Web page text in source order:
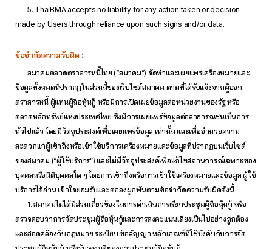
5. ThaiBMA accepts no liability for any action taken or decision
made by Users through reliance upon such signs and/or data.
ข้อจำกัดความรับผิด :
สมาคมตลาดตราสารหนี้ไทย (“สมาคม”) จัดทำและเผยแพร่เครื่องหมายและ
ข้อมูลทั้งหมดที่ปรากฏในส่วนนี้ของเว็บไซต์สมาคม ตามที่ได้รับแจ้งจากผู้ออก
ตราสารหนี้ ผู้แทนผู้ถือหุ้นกู้ หรือมีการเปิดเผยข้อมูลต่อหน่วยงานของรัฐ หรือ
ตลาดหลักทรัพย์แห่งประเทศไทย ซึ่งมีการเผยแพร่ข้อมูลต่อสาธารณชนเป็นการ
ทั่วไปแล้ว โดยมีวัตถุประสงค์เพื่อเผยแพร่ข้อมูล เท่านั้น และเพื่ออำนวยความ
สะดวกแก่ผู้เข้าถึงหรือเข้าใช้บริการเครื่องหมายและข้อมูลที่ปรากฏบนเว็บไซต์
ของสมาคม (“ผู้ใช้บริการ”) และไม่มีวัตถุประสงค์เพื่อแก้ไขสถานการณ์เฉพาะของ
บุคคลหรือนิติบุคคลใด ๆ โดยการเข้าถึงหรือการเข้าใช้เครื่องหมายและข้อมูล ผู้ใช้
บริการได้อ่าน เข้าใจยอมรับและตกลงผูกพันตามข้อจำกัดความรับผิดดังนี้
1. สมาคมไม่ได้มีส่วนเกี่ยวข้องในการดำเนินการเรียกประชุมผู้ถือหุ้นกู้ หรือ
ตรวจสอบว่าการจัดประชุมผู้ถือหุ้นกู้และการลงคะแนนเสียงเป็นไปอย่างถูกต้อง
และสอดคล้องกับกฎหมาย ระเบียบ ข้อสัญญา หลักเกณฑ์ที่ใช้บังคับกับการจัด